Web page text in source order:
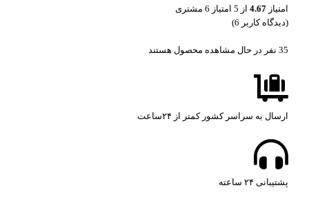
امتیاز 4.67 از 5 امتیاز 6 مشتری
(دیدگاه کاربر 6
)
35 نفر در حال مشاهده محصول هستند
ارسال به سراسر کشور کمتر از ۲۴ساعت
پشتیبانی ۲۴ ساعته​